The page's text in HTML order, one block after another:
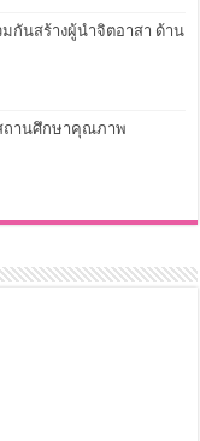
กันสร้างผู้นำจิตอาสา ด้าน
สถานศึกษาคุณภาพ